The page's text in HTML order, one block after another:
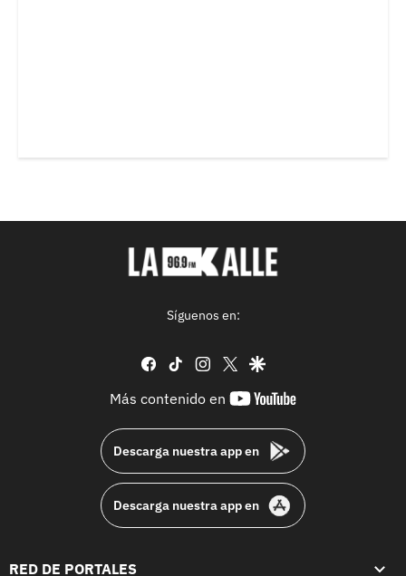
Síguenos en:
facebook
tiktok instagram
twittergoogle
Más contenido en
youtube-
Descarga nuestra app en
Descarga nuestra app en
RED DE PORTALES